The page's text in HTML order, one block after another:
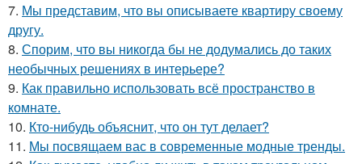
7. Мы представим, что вы описываете квартиру своему
другу.
8. Спорим, что вы никогда бы не додумались до таких
необычных решениях в интерьере?
9. Как правильно использовать всё пространство в
комнате.
10. Кто-нибудь объяснит, что он тут делает?
11. Мы посвящаем вас в современные модные тренды.